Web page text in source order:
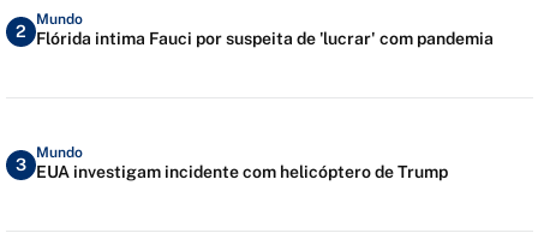
2
Mundo
Flórida intima Fauci por suspeita de 'lucrar' com pandemia
3
Mundo
EUA investigam incidente com helicóptero de Trump